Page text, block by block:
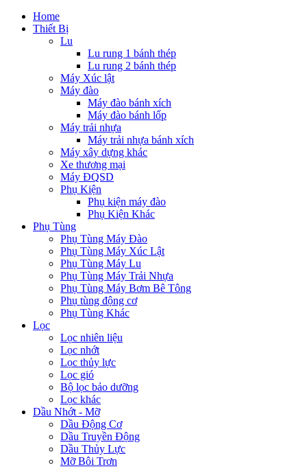
Home
Thiết Bị
Lu
Lu rung 1 bánh thép
Lu rung 2 bánh thép
Máy Xúc lật
Máy đào
Máy đào bánh xích
Máy đào bánh lốp
Máy trải nhựa
Máy trải nhựa bánh xích
Máy xây dựng khác
Xe thương mại
Máy ĐQSD
Phụ Kiện
Phụ kiện máy đào
Phụ Kiện Khác
Phụ Tùng
Phụ Tùng Máy Đào
Phụ Tùng Máy Xúc Lật
Phụ Tùng Máy Lu
Phụ Tùng Máy Trải Nhựa
Phụ Tùng Máy Bơm Bê Tông
Phụ tùng động cơ
Phụ Tùng Khác
Lọc
Lọc nhiên liệu
Lọc nhớt
Lọc thủy lực
Lọc gió
Bộ lọc bảo dưỡng
Lọc khác
Dầu Nhớt - Mỡ
Dầu Động Cơ
Dầu Truyền Động
Dầu Thủy Lực
Mỡ Bôi Trơn